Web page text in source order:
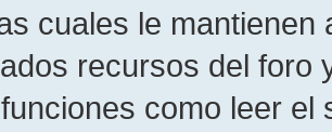
cuales le
recursos del foro
como leer el